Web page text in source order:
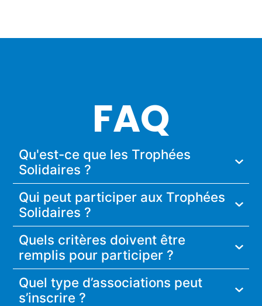
FAQ
Qu'est-ce que les Trophées
Solidaires ?
Qui peut participer aux Trophées
Solidaires ?
Quels critères doivent être
remplis pour participer ?
Quel type d’associations peut
s’inscrire ?